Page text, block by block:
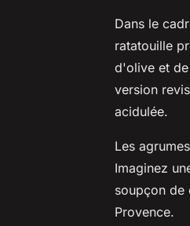
Dans le
ratatouille
d'olive et
version
acidulée.
Les
Imaginez
soupçon de
Provence.